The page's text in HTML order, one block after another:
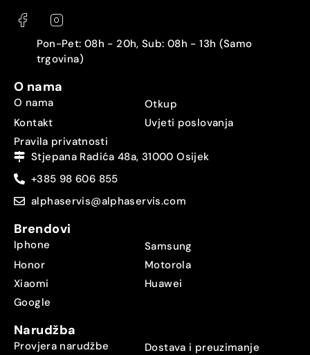
Pon-Pet: 08h - 20h, Sub: 08h - 13h (Samo
trgovina)
O nama
O nama
Otkup
Kontakt
Uvjeti poslovanja
Pravila privatnosti
Stjepana Radića 48a, 31000 Osijek
+385 98 606 855
alphaservis@alphaservis.com
Brendovi
Iphone
Samsung
Honor
Motorola
Xiaomi
Huawei
Google
Narudžba
Provjera narudžbe
Dostava i preuzimanje